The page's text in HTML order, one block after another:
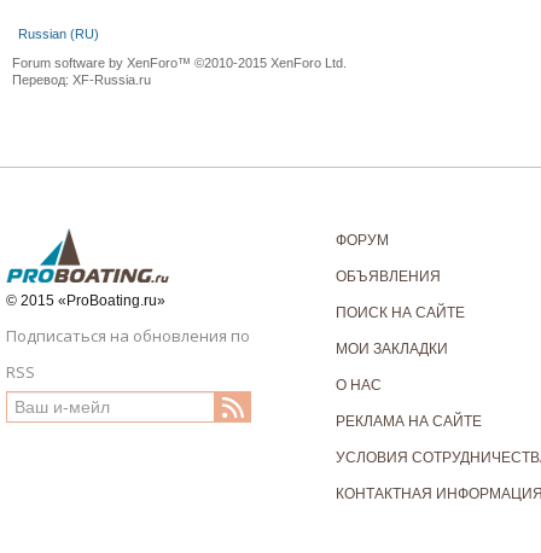
Russian (RU)
Forum software by XenForo™ ©2010-2015 XenForo Ltd.
Перевод: XF-Russia.ru
© 2015 «ProBoating.ru»
Подписаться на обновления по
RSS
ФОРУМ
ОБЪЯВЛЕНИЯ
ПОИСК НА САЙТЕ
МОИ ЗАКЛАДКИ
О НАС
РЕКЛАМА НА САЙТЕ
УСЛОВИЯ
КОНТАКТНАЯ